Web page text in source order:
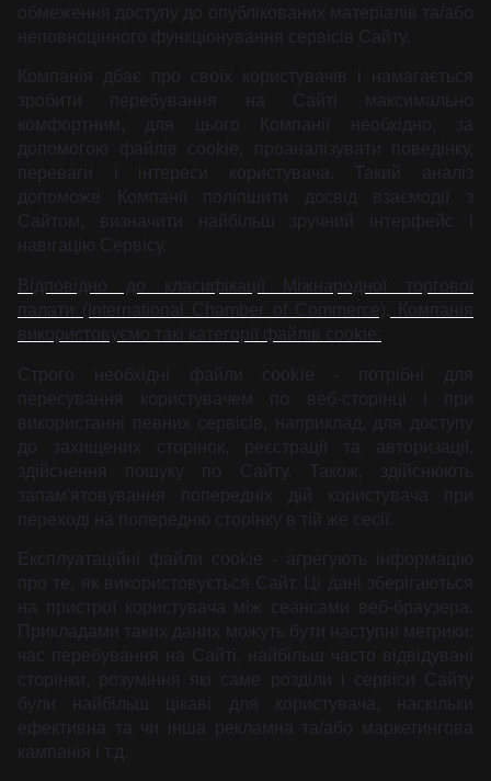
обмеження доступу до опублікованих матеріалів та/або
неповноцінного функціонування сервісів Сайту.
Компанія дбає про своїх користувачів і намагається
зробити перебування на Сайті максимально
комфортним, для цього Компанії необхідно, за
допомогою файлів cookie, проаналізувати поведінку,
переваги і інтереси користувача. Такий аналіз
допоможе Компанії поліпшити досвід взаємодії з
Сайтом, визначити найбільш зручний інтерфейс і
навігацію Сервісу.
Відповідно до класифікації Міжнародної торгової
палати (International Chamber of Commerce), Компанія
використовуємо такі категорії файлів cookie:
Строго необхідні файли cookie -
потрібні для
пересування користувачем по веб-сторінці і при
використанні певних сервісів, наприклад, для доступу
до захищених сторінок, реєстрації та авторизації,
здійснення пошуку по Сайту. Також, здійснюють
запам'ятовування попередніх дій користувача при
переході на попередню сторінку в тій же сесії.
Експлуатаційні файли cookie - агрегують інформацію
про те, як використовується Сайт. Ці дані зберігаються
на пристрої користувача між сеансами веб-браузера.
Прикладами таких даних можуть бути наступні метрики:
час перебування на Сайті, найбільш часто відвідувані
сторінки, розуміння які саме розділи і сервіси Сайту
були найбільш цікаві для користувача, наскільки
ефективна та чи інша рекламна та/або маркетингова
кампанія і т.д.